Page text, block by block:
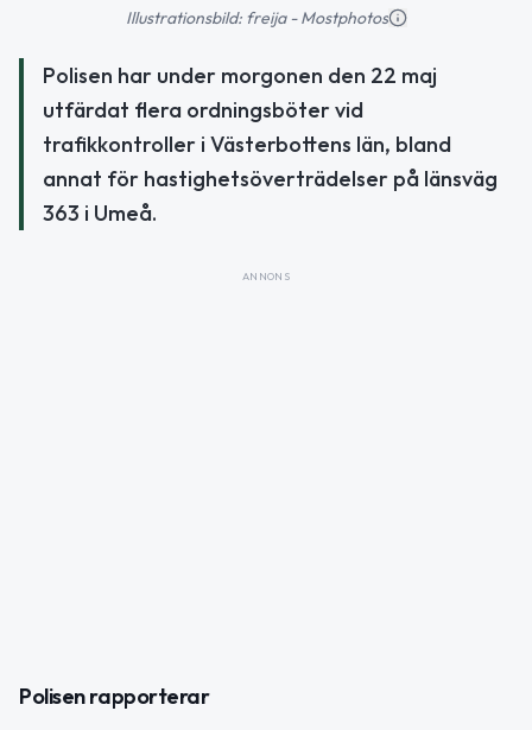
Illustrationsbild: freija - Mostphotos
Polisen har under morgonen den 22 maj
utfärdat flera ordningsböter vid
trafikkontroller i Västerbottens län, bland
annat för hastighetsöverträdelser på länsväg
363 i Umeå.
ANNONS
Polisen rapporterar